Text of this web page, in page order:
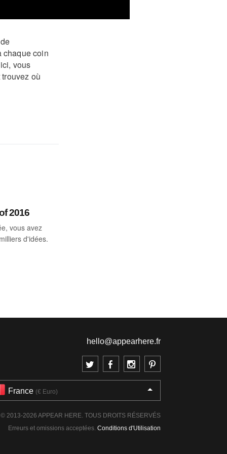
chaque coin
vous
où
2016
vous avez
d'idées.
hello@appearhere.fr
France (€ Euro)
© 2013-2026 APPEAR HERE. TOUS DROITS RÉSERVÉS
Erreurs et omissions acceptées. Conditions d'Utilisation